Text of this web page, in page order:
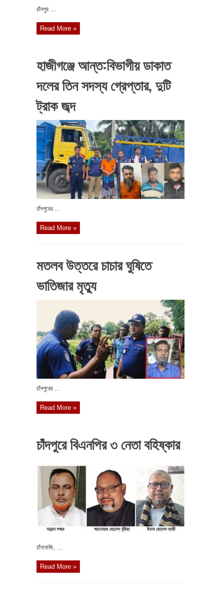
চাঁদপুর ...
Read More »
হাজীগঞ্জে আন্ত:বিভাগীয় ডাকাত
দলের তিন সদস্য গ্রেপ্তার, দুটি
ট্রাক জব্দ
চাঁদপুরের ...
Read More »
মতলব উত্তরে চাচার ঘুষিতে
ভাতিজার মৃত্যু
চাঁদপুরের ...
Read More »
চাঁদপুরে বিএনপির ৩ নেতা বহিষ্কার
চাঁদাবাজি, ...
Read More »